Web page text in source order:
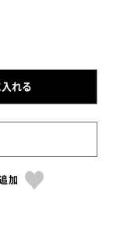
れる
加